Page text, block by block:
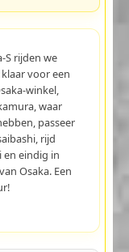
S rijden we
voor een
winkel,
waar
passeer
rijd
eindig in
Osaka. Een